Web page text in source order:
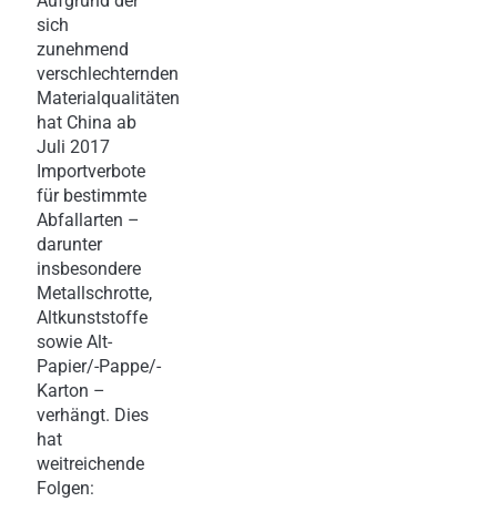
sich
zunehmend
verschlechternden
Materialqualitäten
hat China ab
Juli 2017
Importverbote
für bestimmte
Abfallarten –
darunter
insbesondere
Metallschrotte,
Altkunststoffe
sowie Alt-
Papier/-Pappe/-
Karton –
verhängt. Dies
hat
weitreichende
Folgen: